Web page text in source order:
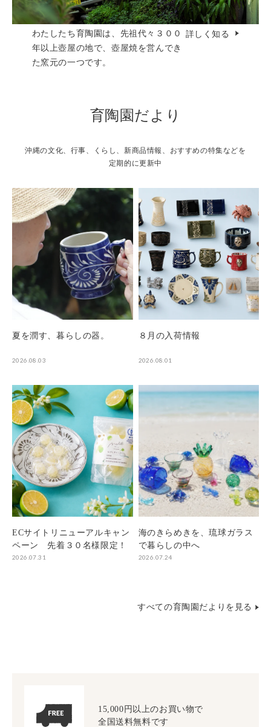
わたしたち育陶園は、先祖代々３００
年以上壺屋の地で、壺屋焼を営んでき
た窯元の一つです。
詳しく知る
育陶園だより
沖縄の文化、行事、くらし、新商品情報、おすすめの特集などを
定期的に更新中
夏を潤す、暮らしの器。
2026.08.03
８月の入荷情報
2026.08.01
ECサイトリニューアルキャン
ペーン 先着３０名様限定！
2026.07.31
海のきらめきを、琉球ガラス
で暮らしの中へ
2026.07.24
すべての育陶園だよりを見る
15,000円以上のお買い物で
全国送料無料です